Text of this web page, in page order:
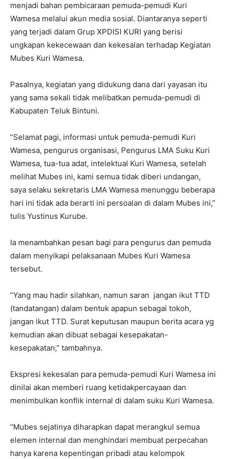
menjadi bahan pembicaraan pemuda-pemudi Kuri
Wamesa melalui akun media sosial. Diantaranya seperti
yang terjadi dalam Grup XPDISI KURI yang berisi
ungkapan kekecewaan dan kekesalan terhadap Kegiatan
Mubes Kuri Wamesa.
Pasalnya, kegiatan yang didukung dana dari yayasan itu
yang sama sekali tidak melibatkan pemuda-pemudi di
Kabupaten Teluk Bintuni.
“Selamat pagi, informasi untuk pemuda-pemudi Kuri
Wamesa, pengurus organisasi, Pengurus LMA Suku Kuri
Wamesa, tua-tua adat, intelektual Kuri Wamesa, setelah
melihat Mubes ini, kami semua tidak diberi undangan,
saya selaku sekretaris LMA Wamesa menunggu beberapa
hari ini tidak ada berarti ini persoalan di dalam Mubes ini,”
tulis Yustinus Kurube.
Ia menambahkan pesan bagi para pengurus dan pemuda
dalam menyikapi pelaksanaan Mubes Kuri Wamesa
tersebut.
“Yang mau hadir silahkan, namun saran jangan ikut TTD
(tandatangan) dalam bentuk apapun sebagai tokoh,
jangan ikut TTD. Surat keputusan maupun berita acara yg
kemudian akan dibuat sebagai kesepakatan-
kesepakatan,” tambahnya.
Ekspresi kekesalan para pemuda-pemudi Kuri Wamesa ini
dinilai akan memberi ruang ketidakpercayaan dan
menimbulkan konflik internal di dalam suku Kuri Wamesa.
“Mubes sejatinya diharapkan dapat merangkul semua
elemen internal dan menghindari membuat perpecahan
hanya karena kepentingan pribadi atau kelompok